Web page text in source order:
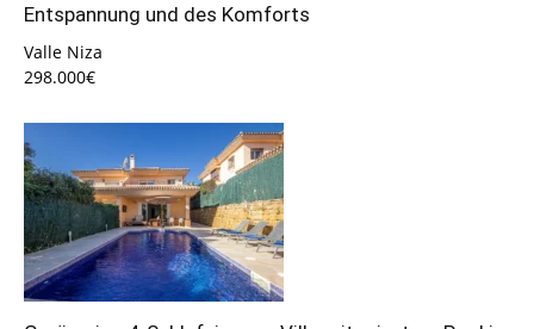
Entspannung und des Komforts
Valle Niza
298.000€